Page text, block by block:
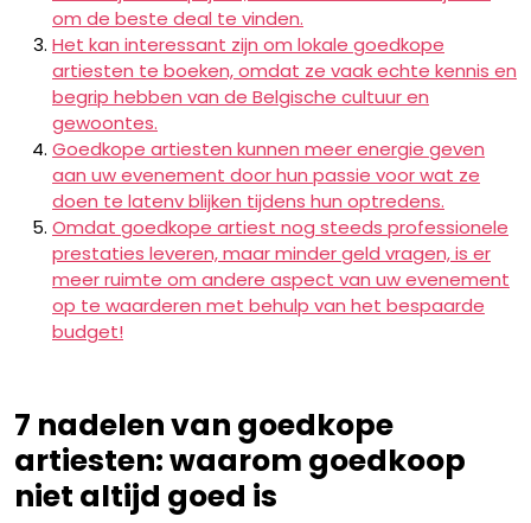
om de beste deal te vinden.
Het kan interessant zijn om lokale goedkope
artiesten te boeken, omdat ze vaak echte kennis en
begrip hebben van de Belgische cultuur en
gewoontes.
Goedkope artiesten kunnen meer energie geven
aan uw evenement door hun passie voor wat ze
doen te latenv blijken tijdens hun optredens.
Omdat goedkope artiest nog steeds professionele
prestaties leveren, maar minder geld vragen, is er
meer ruimte om andere aspect van uw evenement
op te waarderen met behulp van het bespaarde
budget!
7 nadelen van goedkope
artiesten: waarom goedkoop
niet altijd goed is